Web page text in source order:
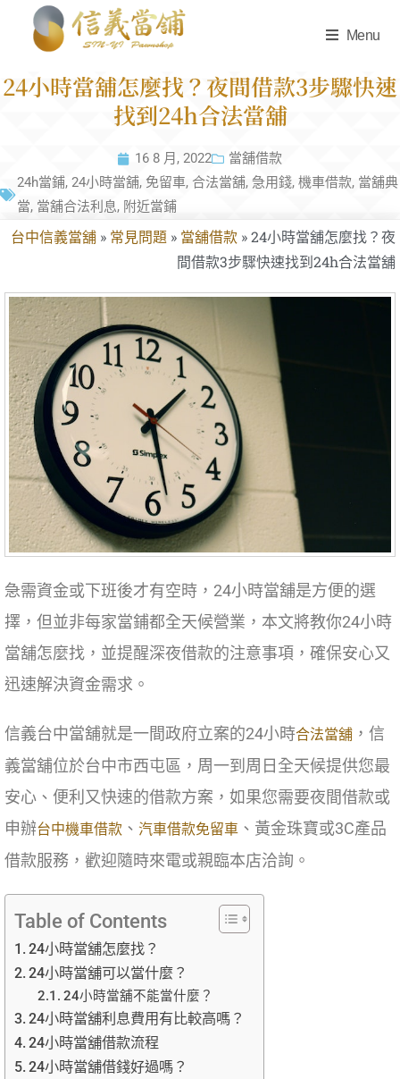
Menu
24小時當舖怎麼找？夜間借款3步驟快速
找到24h合法當舖
16 8 月, 2022
當舖借款
24h當鋪, 24小時當舖, 免留車, 合法當舖, 急用錢, 機車借款, 當舖典
當, 當舖合法利息, 附近當鋪
台中信義當舖 » 常見問題 » 當舖借款 »24小時當舖怎麼找？夜
間借款3步驟快速找到24h合法當舖
急需資金或下班後才有空時，24小時當舖是方便的選
擇，但並非每家當鋪都全天候營業，本文將教你24小時
當舖怎麼找，並提醒深夜借款的注意事項，確保安心又
迅速解決資金需求。
信義台中當舖就是一間政府立案的24小時合法當舖 ，信
義當舖位於台中市西屯區，周一到周日全天候提供您最
安心、便利又快速的借款方案，如果您需要夜間借款或
申辦台中機車借款 、 汽車借款免留車 、黃金珠寶或3C產品
借款服務，歡迎隨時來電或親臨本店洽詢。
Table of Contents
24小時當舖怎麼找？
24小時當舖可以當什麼？
24小時當舖不能當什麼？
24小時當舖利息費用有比較高嗎？
24小時當舖借款流程
24小時當舖借錢好過嗎？